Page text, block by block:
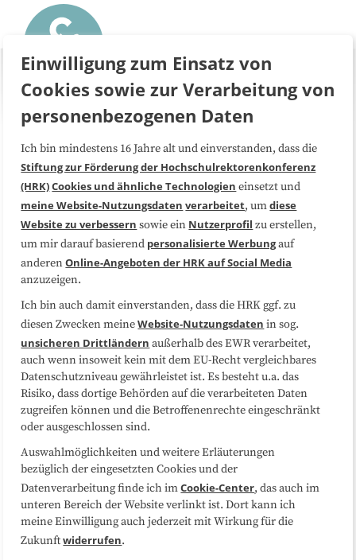
Über uns FAQ
Medienarbeit Kooperationen
Datenschutzerklärung Impressum
Sitemap
Folgen Sie uns
Einwilligung zum Einsatz von
Cookies sowie zur Verarbeitung von
personenbezogenen Daten
Ich bin mindestens 16 Jahre alt und einverstanden, dass die
Stiftung zur Förderung der Hochschulrektorenkonferenz
(HRK)Cookies und ähnliche Technologien einsetzt und
meine Website-Nutzungsdaten verarbeitet, umdiese
Website zu verbessern sowie ein Nutzerprofil zu erstellen,
um mir darauf basierend personalisierte Werbungauf
anderenOnline-Angeboten der HRK auf Social Media
anzuzeigen.
Ich bin auch damit einverstanden, dass die HRK ggf. zu
diesen Zwecken meineWebsite-Nutzungsdaten in sog.
unsicheren Drittländern außerhalb des EWR verarbeitet,
auch wenn insoweit kein mit dem EU-Recht vergleichbares
Datenschutzniveau gewährleistet ist. Es besteht u.a. das
Risiko, dass dortige Behörden auf die verarbeiteten Daten
zugreifen können und die Betroffenenrechte eingeschränkt
oder ausgeschlossen sind.
Auswahlmöglichkeiten und weitere Erläuterungen
bezüglich der eingesetzten Cookies und der
Datenverarbeitung finde ich imCookie-Center, das auch im
unteren Bereich der Website verlinkt ist. Dort kann ich
meine Einwilligung auch jederzeit mit Wirkung für die
Zukunftwiderrufen.